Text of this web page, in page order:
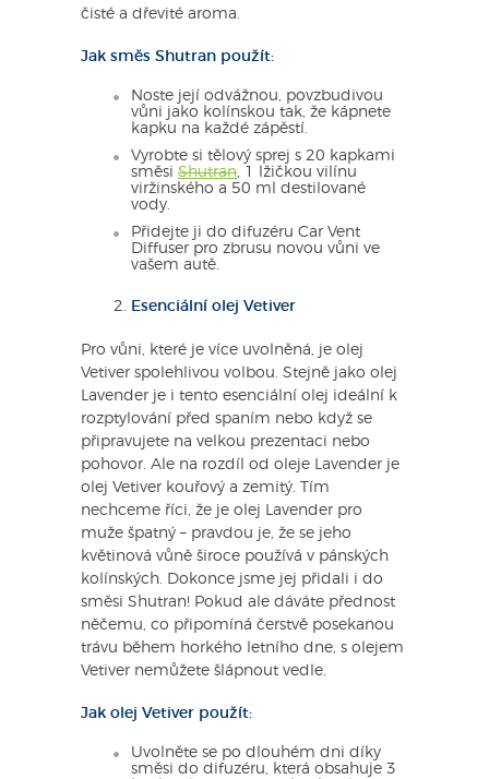
čisté a dřevité aroma.
Jak směs Shutran použít:
Noste její odvážnou, povzbudivou
vůni jako kolínskou tak, že kápnete
kapku na každé zápěstí.
Vyrobte si tělový sprej s 20 kapkami
směsi Shutran , 1 lžičkou vilínu
viržinského a 50 ml destilované
vody.
Přidejte ji do difuzéru Car Vent
Diffuser pro zbrusu novou vůni ve
vašem autě.
Esenciální olej Vetiver
Pro vůni, které je více uvolněná, je olej
Vetiver spolehlivou volbou. Stejně jako olej
Lavender je i tento esenciální olej ideální k
rozptylování před spaním nebo když se
připravujete na velkou prezentaci nebo
pohovor. Ale na rozdíl od oleje Lavender je
olej Vetiver kouřový a zemitý. Tím
nechceme říci, že je olej Lavender pro
muže špatný – pravdou je, že se jeho
květinová vůně široce používá v pánských
kolínských. Dokonce jsme jej přidali i do
směsi Shutran! Pokud ale dáváte přednost
něčemu, co připomíná čerstvě posekanou
trávu během horkého letního dne, s olejem
Vetiver nemůžete šlápnout vedle.
Jak olej Vetiver použít:
Uvolněte se po dlouhém dni díky
směsi do difuzéru, která obsahuje 3